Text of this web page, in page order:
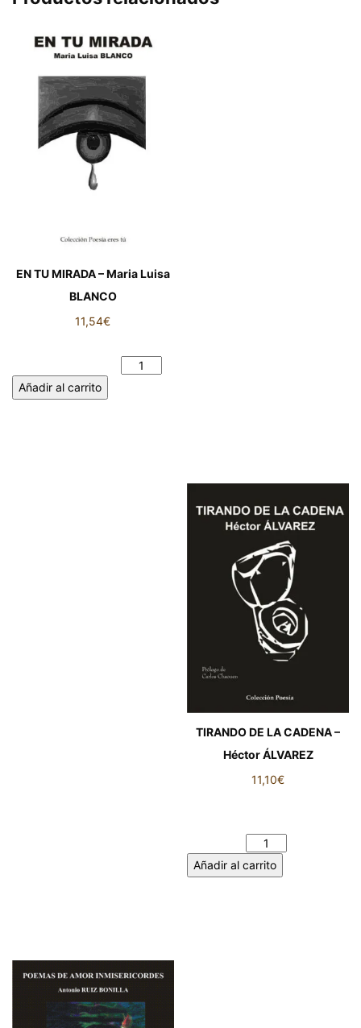
EN TU MIRADA – Maria Luisa
BLANCO
11,54€
Añadir al carrito
TIRANDO DE LA CADENA –
Héctor ÁLVAREZ
11,10€
Añadir al carrito